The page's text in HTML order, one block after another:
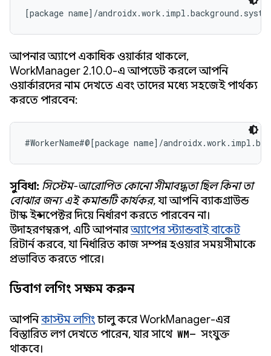
[package name]/
আপনার অ্যাপে একাধিক ওয়ার্কার থাকলে,
WorkManager 2.10.0-এ আপডেট করলে আপনি
ওয়ার্কারদের নাম দেখতে এবং তাদের মধ্যে সহজেই পার্থক্য
করতে পারবেন:
#WorkerName#@[package name]/
সুবিধা: সিস্টেম-আরোপিত কোনো সীমাবদ্ধতা ছিল কিনা তা
বোঝার জন্য এই কমান্ডটি কার্যকর,যা আপনি ব্যাকগ্রাউন্ড
টাস্ক ইন্সপেক্টর দিয়ে নির্ধারণ করতে পারবেন না।
উদাহরণস্বরূপ, এটি আপনারঅ্যাপের স্ট্যান্ডবাই বাকেট
রিটার্ন করবে, যা নির্ধারিত কাজ সম্পন্ন হওয়ার সময়সীমাকে
প্রভাবিত করতে পারে।
ডিবাগ লগিং সক্ষম করুন
আপনিকাস্টম লগিংচালু করে WorkManager-এর
বিস্তারিত লগ দেখতে পারেন, যার সাথে WM— সংযুক্ত
থাকবে।